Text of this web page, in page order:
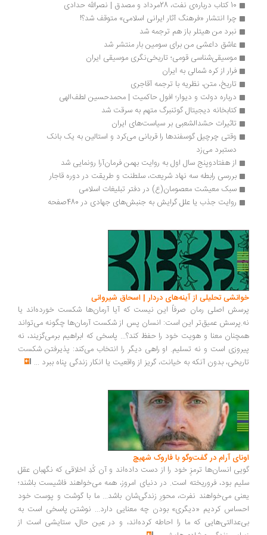
چرا انتشار «فرهنگ آثار ایرانی اسلامی» متوقف شد؟!
نبرد من هیتلر باز هم ترجمه شد
عاشق داعشی من برای سومین بار منتشر شد
موسیقی‌شناسی قومی؛ تاریخی‌نگری موسیقی ایران
فرار از کره شمالی به ایران
تاریخ، متن، نظریه با ترجمه آقاجری
درباره دولت و دیوار؛ افول حاکمیت | محمدحسین لطف‌الهی
کتابخانه دیجیتال گوتنبرگ متهم به سرقت شد
تاثیرات حشدالشعبی بر سیاست‌های ایران
وقتی چرچیل گوسفندها را قربانی می‌کرد و استالین به یک بانک
دستبرد می‌زد
از هفتادوپنج سال اول به روایت بهمن فرمان‌آرا رونمایی شد
بررسی رابطه سه نهاد شریعت، سلطنت و طریقت در دوره قاجار
سبک معیشت معصومان(ع) در دفتر تبلیغات اسلامی‌
روایت جذب یا علل گرایش به جنبش‌های جهادی در 480صفحه
تحلیلی از آینه‌های دردار | اسحاق شیروانی
اصلی رمان صرفاً این نیست که آیا آرمان‌ها شکست خورده‌اند یا
عمیق‌تر این است: انسان پس از شکست آرمان‌ها چگونه می‌تواند
معنا و هویت خود را حفظ کند؟... پاسخی که ابراهیم برمی‌گزیند، نه
است و نه تسلیم. او راهی دیگر را انتخاب می‌کند: پذیرفتن شکست
بدون آنکه به خیانت، گریز از واقعیت یا انکار زندگی پناه ببرد...
آرام در گفت‌وگو با فاروک شهیچ‭
انسان‌ها ترمزِ خود را از دست داده‌اند و آن کُدِ اخلاقی که نگهبان عقل
بود، فروریخته است. در دنیای امروز، همه می‌خواهند فاشیست باشند؛
می‌خواهند نفرت، محورِ زندگی‌شان باشد... ما با گوشت و پوست خود
کردیم «دیگری» بودن چه معنایی دارد... نوشتن پاسخی است به
که ما را احاطه کرده‌اند، و در عین حال، ستایشی است از